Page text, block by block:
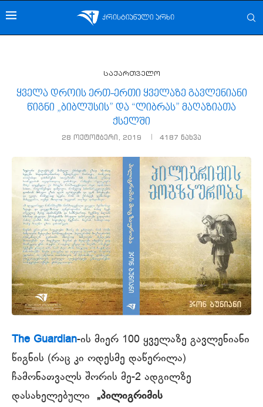
საქართველო
ყველა დროის ერთ-ერთი ყველაზე გავლენიანი
წიგნი „ბიბლუსის” და “ლიბრას” მაღაზიათა
ქსელში
28 ოქტომბერი, 2019 4187 ნახვა
The Guardian-ის მიერ 100 ყველაზე გავლენიანი
წიგნის (რაც კი ოდესმე დაწერილა)
ჩამონათვალს შორის მე-2 ადგილზე
დასახელებული „პილიგრიმის